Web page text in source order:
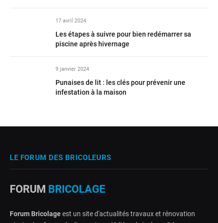
17 avril 2024
Les étapes à suivre pour bien redémarrer sa
piscine après hivernage
9 janvier 2024
Punaises de lit : les clés pour prévenir une
infestation à la maison
LE FORUM DES BRICOLEURS
FORUM BRICOLAGE
Forum Bricolageest un site d'actualités travaux et rénovation